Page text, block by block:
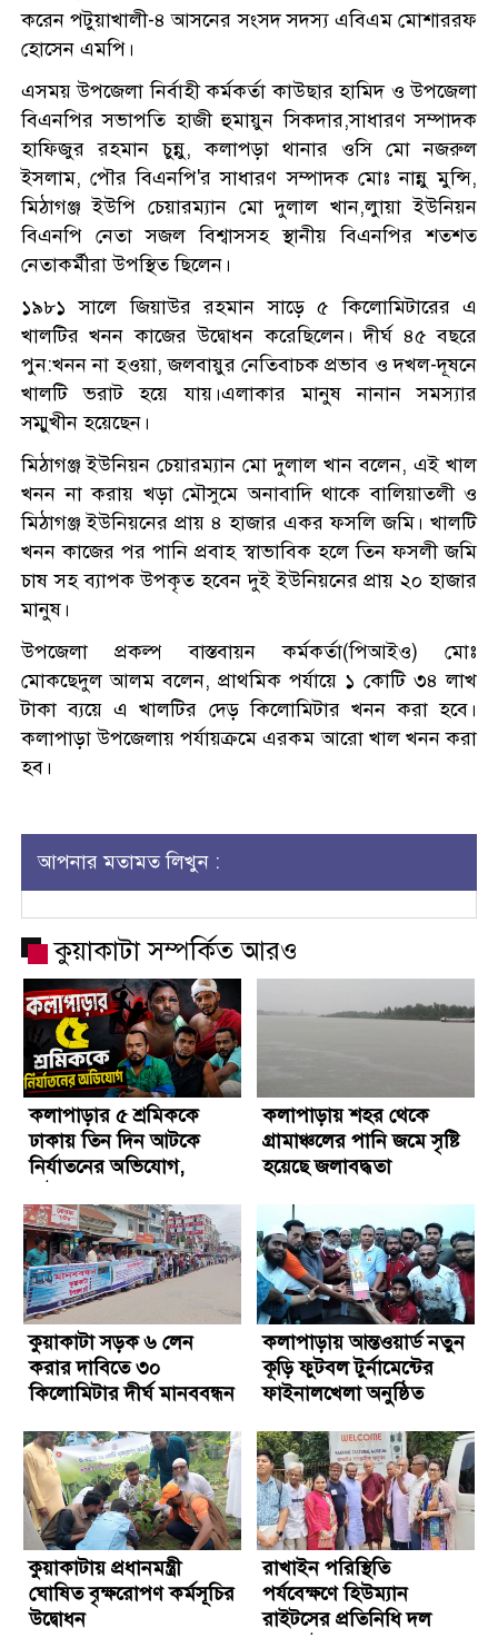
করেন পটুয়াখালী-৪ আসনের সংসদ সদস্য এবিএম মোশাররফ
হোসেন এমপি।
এসময় উপজেলা নির্বাহী কর্মকর্তা কাউছার হামিদ ও উপজেলা
বিএনপির সভাপতি হাজী হুমায়ুন সিকদার,সাধারণ সম্পাদক
হাফিজুর রহমান চুন্নু, কলাপড়া থানার ওসি মো নজরুল
ইসলাম, পৌর বিএনপি'র সাধারণ সম্পাদক মোঃ নান্নু মুন্সি,
মিঠাগঞ্জ ইউপি চেয়ারম্যান মো দুলাল খান,লাুয়া ইউনিয়ন
বিএনপি নেতা সজল বিশ্বাসসহ স্থানীয় বিএনপির শতশত
নেতাকর্মীরা উপস্থিত ছিলেন।
১৯৮১ সালে জিয়াউর রহমান সাড়ে ৫ কিলোমিটারের এ
খালটির খনন কাজের উদ্বোধন করেছিলেন। দীর্ঘ ৪৫ বছরে
পুন:খনন না হওয়া, জলবায়ুর নেতিবাচক প্রভাব ও দখল-দূষনে
খালটি ভরাট হয়ে যায়।এলাকার মানুষ নানান সমস্যার
সম্মুখীন হয়েছেন।
মিঠাগঞ্জ ইউনিয়ন চেয়ারম্যান মো দুলাল খান বলেন, এই খাল
খনন না করায় খড়া মৌসুমে অনাবাদি থাকে বালিয়াতলী ও
মিঠাগঞ্জ ইউনিয়নের প্রায় ৪ হাজার একর ফসলি জমি। খালটি
খনন কাজের পর পানি প্রবাহ স্বাভাবিক হলে তিন ফসলী জমি
চাষ সহ ব্যাপক উপকৃত হবেন দুই ইউনিয়নের প্রায় ২০ হাজার
মানুষ।
উপজেলা প্রকল্প বাস্তবায়ন কর্মকর্তা(পিআইও) মোঃ
মোকছেদুল আলম বলেন, প্রাথমিক পর্যায়ে ১ কোটি ৩৪ লাখ
টাকা ব্যয়ে এ খালটির দেড় কিলোমিটার খনন করা হবে।
কলাপাড়া উপজেলায় পর্যায়ক্রমে এরকম আরো খাল খনন করা
হব।
আপনার মতামত লিখুন :
কুয়াকাটা সম্পর্কিত আরও
কলাপাড়ার ৫ শ্রমিককে
ঢাকায় তিন দিন আটকে
নির্যাতনের অভিযোগ,
কলাপাড়ায় শহর থেকে
গ্রামাঞ্চলের পানি জমে সৃষ্টি
হয়েছে জলাবদ্ধতা
কুয়াকাটা সড়ক ৬ লেন
করার দাবিতে ৩০
কিলোমিটার দীর্ঘ মানববন্ধন
কলাপাড়ায় আন্তওয়ার্ড নতুন
কূড়ি ফুটবল টুর্নামেন্টের
ফাইনালখেলা অনুষ্ঠিত
কুয়াকাটায় প্রধানমন্ত্রী
ঘোষিত বৃক্ষরোপণ কর্মসূচির
উদ্বোধন
রাখাইন পরিস্থিতি
পর্যবেক্ষণে হিউম্যান
রাইটসের প্রতিনিধি দল